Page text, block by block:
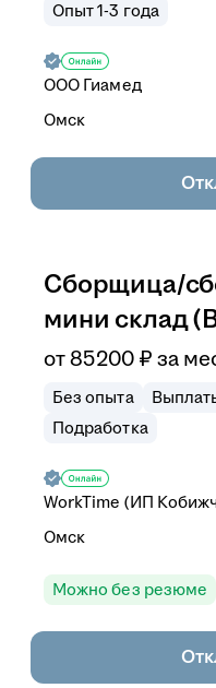
Опыт 1-3 года
ООО Гиамед
Омск
Сборщица/
мини склад
от85 200 ₽ за
Без опыта
Подработка
WorkTime (ИП
Омск
Можно без резюме